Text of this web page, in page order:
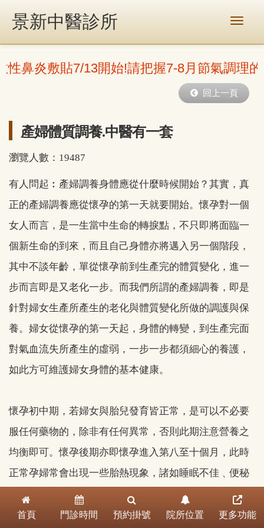
景新中醫診所
性鼻炎敷貼7/13開始!請把握7-8月節氣調理
回上一頁
產婦體質調養.中醫有一套
瀏覽人數：19487
有人問起︰產婦調養身體應從什麼時候開始？其實，真
正的產婦調養應從懷孕的第一天就要開始。懷孕對一個
女人而言，是一生當中生命的轉捩點，不只即將面臨一
個新生命的到來，而且自己身體亦將邁入另一個階段，
其中不談年齡，單從懷孕前到生產完的體質變化，進一
步而言即是又老化一步。而我們所謂的產婦調養，即是
針對婦女生產所產生的老化與體質變化所做的調護與保
養。婦女從懷孕的第一天起，身體的轉變，到生產完面
對氣血流失所產生的虛弱，一步一步都須細心的養護，
如此方可維護婦女身體的基本健康。
懷孕初中期，若婦女與胎兒發育皆正常，是可以不必要
服任何藥物的，除非有任何異常，否則此期注意營養之
均衡即可。懷孕後期亦即懷孕進入第八至十個月，此時
正常孕婦常會出現一些胎熱現象，諸如睡眠不佳﹑便秘
﹑口乾﹑口苦等，此時可請中醫師依其體質處方退胎火
之藥，一方面退胎火安胎讓產婦更順利生產，一方面退
首頁 門診時間 預約掛號 院所位置 更多功能